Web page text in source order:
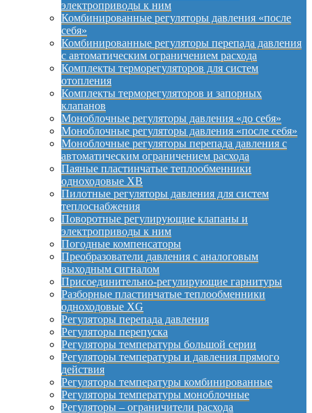
электроприводы к ним
Комбинированные регуляторы давления «после
себя»
Комбинированные регуляторы перепада давления
с автоматическим ограничением расхода
Комплекты терморегуляторов для систем
отопления
Комплекты терморегуляторов и запорных
клапанов
Моноблочные регуляторы давления «до себя»
Моноблочные регуляторы давления «после себя»
Моноблочные регуляторы перепада давления с
автоматическим ограничением расхода
Паяные пластинчатые теплообменники
одноходовые XB
Пилотные регуляторы давления для систем
теплоснабжения
Поворотные регулирующие клапаны и
электроприводы к ним
Погодные компенсаторы
Преобразователи давления с аналоговым
выходным сигналом
Присоединительно-регулирующие гарнитуры
Разборные пластинчатые теплообменники
одноходовые XG
Регуляторы перепада давления
Регуляторы перепуска
Регуляторы температуры большой серии
Регуляторы температуры и давления прямого
действия
Регуляторы температуры комбинированные
Регуляторы температуры моноблочные
Регуляторы – ограничители расхода